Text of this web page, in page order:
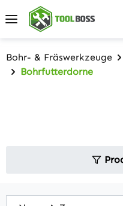
Zum Hauptinhalt springen
Bohr- & Fräswerkzeuge
Bohrfutterdorne